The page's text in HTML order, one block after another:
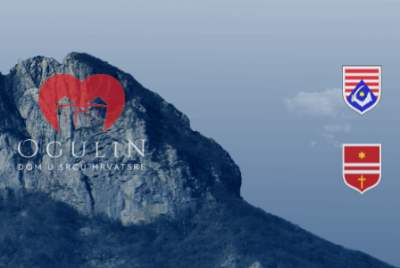
Copyright © 2018. Grad Ogulin, sva prava pridržana.